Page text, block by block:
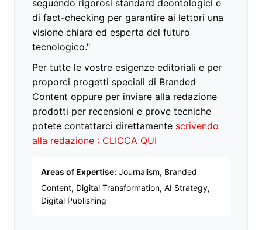
seguendo rigorosi standard deontologici e
di fact-checking per garantire ai lettori una
visione chiara ed esperta del futuro
tecnologico."
Per tutte le vostre esigenze editoriali e per
proporci progetti speciali di Branded
Content oppure per inviare alla redazione
prodotti per recensioni e prove tecniche
potete contattarci direttamente scrivendo
alla redazione : CLICCA QUI
Areas of Expertise: Journalism, Branded
Content, Digital Transformation, AI Strategy,
Digital Publishing